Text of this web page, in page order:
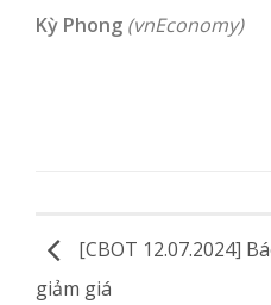
Kỳ Phong (vnEconomy)
[CBOT 12.07.2024]
giảm giá